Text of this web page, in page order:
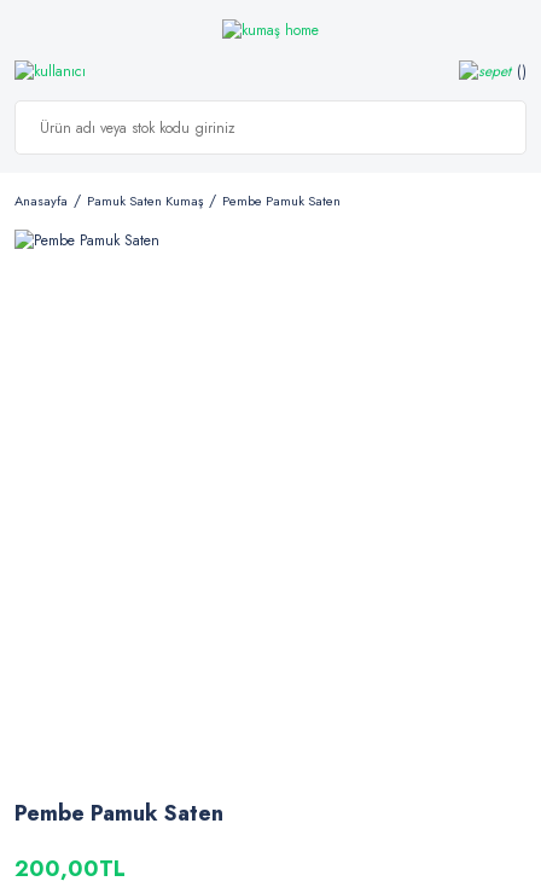
Anasayfa Pamuk Saten Kumaş Pembe Pamuk Saten
Pembe Pamuk Saten
200,00TL